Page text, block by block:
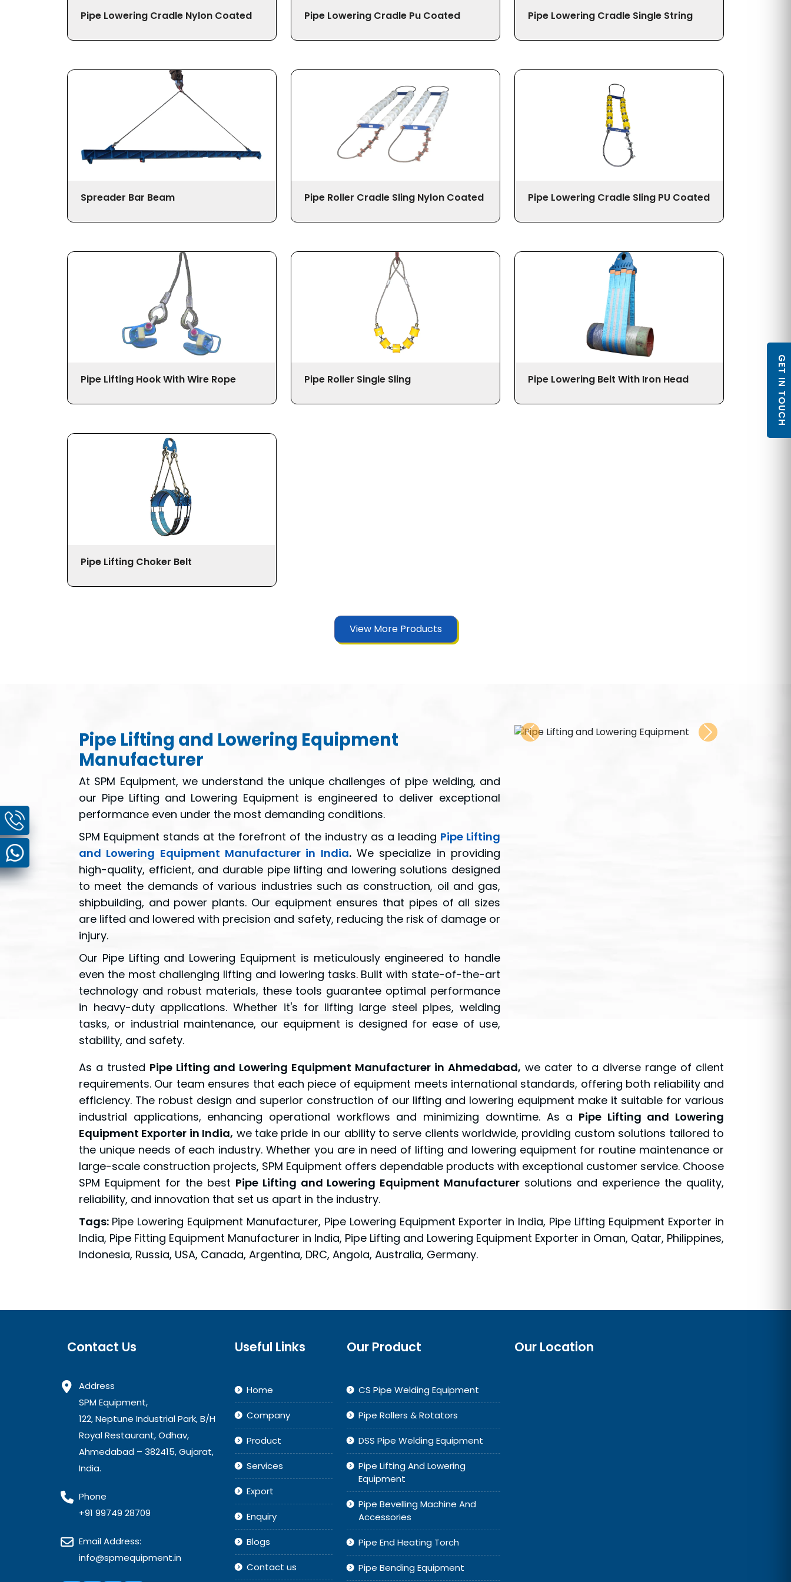
Pipe Lowering Cradle Nylon Coated Pipe Lowering Cradle Pu Coated Pipe Lowering Cradle Single String
Spreader Bar Beam Pipe Roller Cradle Sling Nylon Coated Pipe Lowering Cradle Sling PU Coated
Pipe Lifting Hook With Wire Rope Pipe Roller Single Sling Pipe Lowering Belt With Iron Head
Pipe Lifting Choker Belt
View More Products
Pipe Lifting and Lowering Equipment
Manufacturer
At SPM Equipment, we understand the unique challenges of pipe welding, and
our Pipe Lifting and Lowering Equipment is engineered to deliver exceptional
performance even under the most demanding conditions.
SPM Equipment stands at the forefront of the industry as a leading Pipe Lifting
and Lowering Equipment Manufacturer in India.We specialize in providing
high-quality, efficient, and durable pipe lifting and lowering solutions designed
to meet the demands of various industries such as construction, oil and gas,
shipbuilding, and power plants. Our equipment ensures that pipes of all sizes
are lifted and lowered with precision and safety, reducing the risk of damage or
injury.
Our Pipe Lifting and Lowering Equipment is meticulously engineered to handle
even the most challenging lifting and lowering tasks. Built with state-of-the-art
technology and robust materials, these tools guarantee optimal performance
in heavy-duty applications. Whether it's for lifting large steel pipes, welding
tasks, or industrial maintenance, our equipment is designed for ease of use,
stability, and safety.
As a trusted Pipe Lifting and Lowering Equipment Manufacturer in Ahmedabad, we cater to a diverse range of client
requirements. Our team ensures that each piece of equipment meets international standards, offering both reliability and
efficiency. The robust design and superior construction of our lifting and lowering equipment make it suitable for various
industrial applications, enhancing operational workflows and minimizing downtime. As a Pipe Lifting and Lowering
Equipment Exporter in India, we take pride in our ability to serve clients worldwide, providing custom solutions tailored to
the unique needs of each industry. Whether you are in need of lifting and lowering equipment for routine maintenance or
large-scale construction projects, SPM Equipment offers dependable products with exceptional customer service. Choose
SPM Equipment for the best Pipe Lifting and Lowering Equipment Manufacturer solutions and experience the quality,
reliability, and innovation that set us apart in the industry.
Tags: Pipe Lowering Equipment Manufacturer, Pipe Lowering Equipment Exporter in India, Pipe Lifting Equipment Exporter in
India, Pipe Fitting Equipment Manufacturer in India, Pipe Lifting and Lowering Equipment Exporter in Oman, Qatar, Philippines,
Indonesia, Russia, USA, Canada, Argentina, DRC, Angola, Australia, Germany.
Contact Us
Address
SPM Equipment,
122, Neptune Industrial Park, B/H
Royal Restaurant, Odhav,
Ahmedabad – 382415, Gujarat,
India.
Phone
+91 99749 28709
Email Address:
info@spmequipment.in
Useful Links
Home
Company
Product
Services
Export
Enquiry
Blogs
Contact us
Our Product
CS Pipe Welding Equipment
Pipe Rollers & Rotators
DSS Pipe Welding Equipment
Pipe Lifting And Lowering
Equipment
Pipe Bevelling Machine And
Accessories
Pipe End Heating Torch
Pipe Bending Equipment
Our Location
GET IN TOUCH